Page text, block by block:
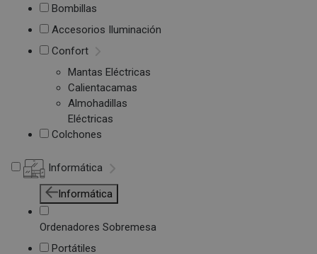
Bombillas
Accesorios Iluminación
Confort
Mantas Eléctricas
Calientacamas
Almohadillas
Eléctricas
Colchones
Informática
Informática
Ordenadores Sobremesa
Portátiles